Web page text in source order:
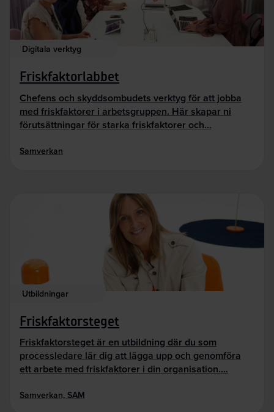
Digitala verktyg
Friskfaktorlabbet
Chefens och skyddsombudets verktyg för att jobba
med friskfaktorer i arbetsgruppen. Här skapar ni
förutsättningar för starka friskfaktorer och…
Samverkan
Utbildningar
Friskfaktorsteget
Friskfaktorsteget är en utbildning där du som
processledare lär dig att lägga upp och genomföra
ett arbete med friskfaktorer i din organisation.…
Samverkan, SAM